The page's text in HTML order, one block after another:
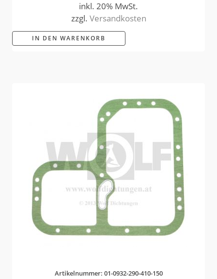
inkl. 20% MwSt.
zzgl. Versandkosten
IN DEN WARENKORB
Artikelnummer: 01-0932-290-410-150